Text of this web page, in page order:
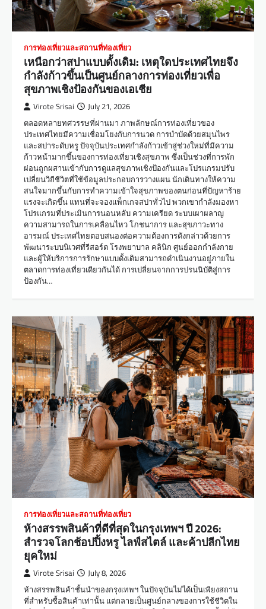
การท่องเที่ยวและสถานที่ท่องเที่ยว
เหนือกว่าสปาแบบดั้งเดิม: เหตุใดประเทศไทยจึง
กำลังก้าวขึ้นเป็นศูนย์กลางการท่องเที่ยวเพื่อ
สุขภาพเชิงป้องกันของเอเชีย
Virote Srisai July 21, 2026
ตลอดหลายทศวรรษที่ผ่านมา ภาพลักษณ์การท่องเที่ยวของ
ประเทศไทยมีความเชื่อมโยงกับการนวด การบำบัดด้วยสมุนไพร
และสปาระดับหรู ปัจจุบันประเทศกำลังก้าวเข้าสู่ช่วงใหม่ที่มีความ
ก้าวหน้ามากขึ้นของการท่องเที่ยวเชิงสุขภาพ ซึ่งเป็นช่วงที่การพัก
ผ่อนถูกผสานเข้ากับการดูแลสุขภาพเชิงป้องกันและโปรแกรมปรับ
เปลี่ยนวิถีชีวิตที่ใช้ข้อมูลประกอบการวางแผน นักเดินทางให้ความ
สนใจมากขึ้นกับการทำความเข้าใจสุขภาพของตนก่อนที่ปัญหาร้าย
แรงจะเกิดขึ้น แทนที่จะจองแพ็กเกจสปาทั่วไป พวกเขากำลังมองหา
โปรแกรมที่ประเมินการนอนหลับ ความเครียด ระบบเผาผลาญ
ความสามารถในการเคลื่อนไหว โภชนาการ และสุขภาวะทาง
อารมณ์ ประเทศไทยตอบสนองต่อความต้องการดังกล่าวด้วยการ
พัฒนาระบบนิเวศที่รีสอร์ต โรงพยาบาล คลินิก ศูนย์ออกกำลังกาย
และผู้ให้บริการการรักษาแบบดั้งเดิมสามารถดำเนินงานอยู่ภายใน
ตลาดการท่องเที่ยวเดียวกันได้ การเปลี่ยนจากการปรนนิบัติสู่การ
ป้องกัน…
การท่องเที่ยวและสถานที่ท่องเที่ยว
ห้างสรรพสินค้าที่ดีที่สุดในกรุงเทพฯ ปี 2026:
สำรวจโลกช้อปปิ้งหรู ไลฟ์สไตล์ และค้าปลีกไทย
ยุคใหม่
Virote Srisai July 8, 2026
ห้างสรรพสินค้าชั้นนำของกรุงเทพฯ ในปัจจุบันไม่ได้เป็นเพียงสถาน
ที่สำหรับซื้อสินค้าเท่านั้น แต่กลายเป็นศูนย์กลางของการใช้ชีวิตใน